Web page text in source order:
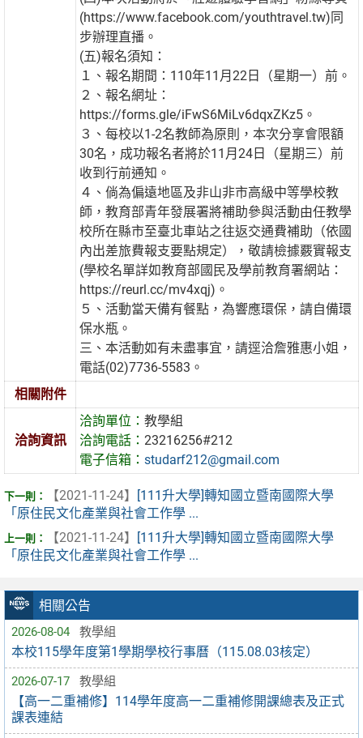
相關公告
2026-08-04 教學組
本校115學年度第1學期學校行事曆（115.08.03核定）
2026-07-17 教學組
【高一二重補修】114學年度高一二重補修開課總表及正式
課表連結
(https://www.facebook.com/youthtravel.tw)同
步辦理直播。
(五)報名須知：
１、報名期間：110年11月22日（星期一）前。
２、報名網址：
https://forms.gle/iFwS6MiLv6dqxZKz5。
３、每校以1-2名教師為原則，本次分享會限額
30名，成功報名者將於11月24日（星期三）前
收到行前通知。
４、倘為偏遠地區及非山非市高級中等學校教
師，教育部青年發展署將補助參與活動由任教學
校所在縣市至臺北車站之往返交通費補助（依國
內出差旅費報支要點規定），敬請檢據覈實報支
(學校名單詳如教育部國民及學前教育署網站：
https://reurl.cc/mv4xqj)。
５、活動當天備有餐點，為響應環保，請自備環
保水瓶。
三、本活動如有未盡事宜，請逕洽詹雅惠小姐，
電話(02)7736-5583。
相關附件
洽詢資訊
洽詢單位：教學組
洽詢電話：23216256#212
電子信箱：studarf212@gmail.com
【2021-11-24】
[111升大學]轉知國立暨南國際大學
「原住民文化產業與社會工作學 ...
【2021-11-24】
[111升大學]轉知國立暨南國際大學
「原住民文化產業與社會工作學 ...